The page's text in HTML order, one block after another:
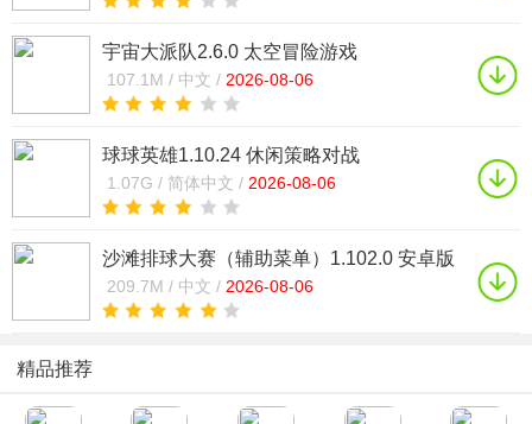
宇宙大派队2.6.0 太空冒险游戏
107.1M / 中文 / 2026-08-06
球球英雄1.10.24 休闲策略对战
1.07G / 简体中文 / 2026-08-06
沙滩排球大赛（辅助菜单）1.102.0 安卓版
内置菜单修改器
209.7M / 中文 / 2026-08-06
精品推荐